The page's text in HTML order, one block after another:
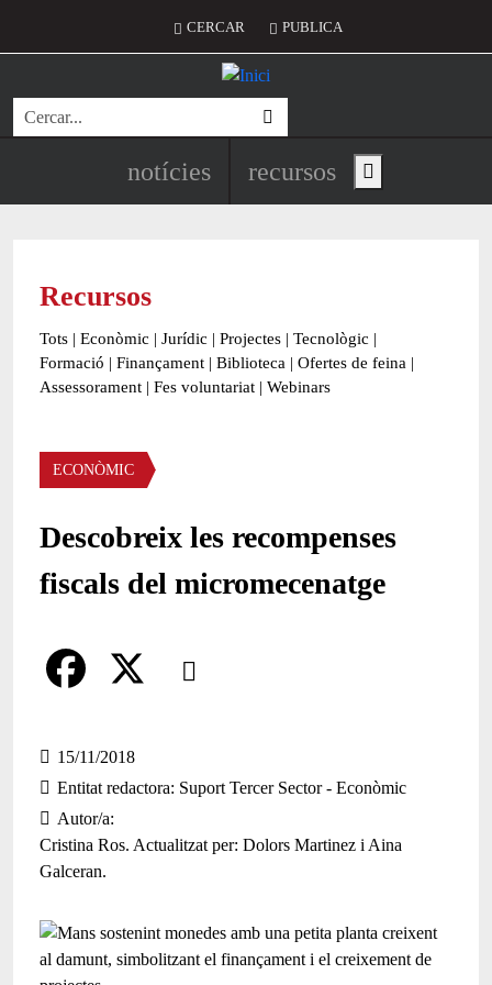
Menú del compte d'usuari
CERCAR PUBLICA
Cerca
Navegació principal de
notícies recursos Show main menu
Recursos
Tots | Econòmic | Jurídic | Projectes | Tecnològic |
Formació | Finançament | Biblioteca | Ofertes de feina |
Assessorament | Fes voluntariat | Webinars
Àmbit
ECONÒMIC
Descobreix les recompenses
fiscals del micromecenatge
Comparteix
a
c
b
o
15/11/2018
Entitat redactora Suport Tercer Sector - Econòmic
Autor/a
Cristina Ros. Actualitzat per: Dolors Martinez i Aina
Galceran.